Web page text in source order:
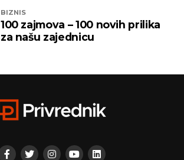
BIZNIS
100 zajmova – 100 novih prilika
za našu zajednicu